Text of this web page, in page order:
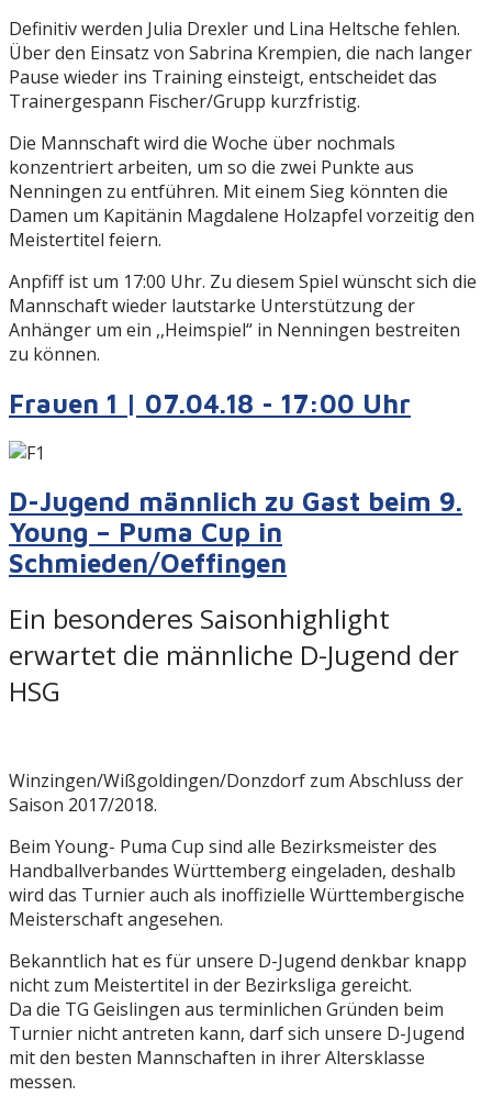
Definitiv werden Julia Drexler und Lina Heltsche fehlen.
Über den Einsatz von Sabrina Krempien, die nach langer
Pause wieder ins Training einsteigt, entscheidet das
Trainergespann Fischer/Grupp kurzfristig.
Die Mannschaft wird die Woche über nochmals
konzentriert arbeiten, um so die zwei Punkte aus
Nenningen zu entführen. Mit einem Sieg könnten die
Damen um Kapitänin Magdalene Holzapfel vorzeitig den
Meistertitel feiern.
Anpfiff ist um 17:00 Uhr. Zu diesem Spiel wünscht sich die
Mannschaft wieder lautstarke Unterstützung der
Anhänger um ein ,,Heimspiel“ in Nenningen bestreiten
zu können.
Frauen 1 | 07.04.18 - 17:00 Uhr
D-Jugend männlich zu Gast beim 9.
Young – Puma Cup in
Schmieden/Oeffingen
Ein besonderes Saisonhighlight
erwartet die männliche D-Jugend der
HSG
Winzingen/Wißgoldingen/Donzdorf zum Abschluss der
Saison 2017/2018.
Beim Young- Puma Cup sind alle Bezirksmeister des
Handballverbandes Württemberg eingeladen, deshalb
wird das Turnier auch als inoffizielle Württembergische
Meisterschaft angesehen.
Bekanntlich hat es für unsere D-Jugend denkbar knapp
nicht zum Meistertitel in der Bezirksliga gereicht.
Da die TG Geislingen aus terminlichen Gründen beim
Turnier nicht antreten kann, darf sich unsere D-Jugend
mit den besten Mannschaften in ihrer Altersklasse
messen.